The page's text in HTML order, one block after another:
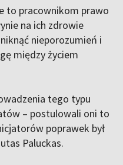
to pracownikom prawo
na ich zdrowie
nieporozumień i
między życiem
tego typu
– postulowali oni to
poprawek był
Paluckas.